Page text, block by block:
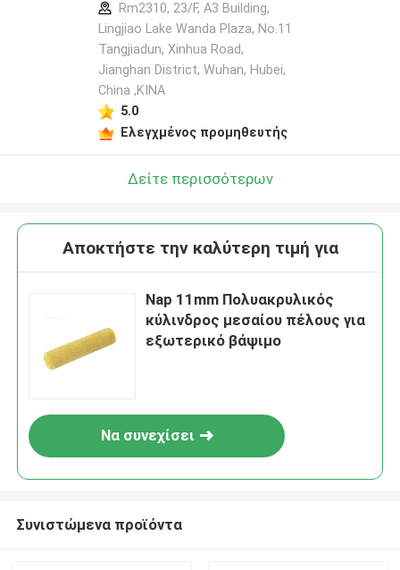
Rm2310, 23/F, A3 Building,
Lingjiao Lake Wanda Plaza, No.11
Tangjiadun, Xinhua Road,
Jianghan District, Wuhan, Hubei,
China ,ΚΙΝΑ
5.0
Ελεγχμένος προμηθευτής
Δείτε περισσότερων
Αποκτήστε την καλύτερη τιμή για
Nap 11mm Πολυακρυλικός
κύλινδρος μεσαίου πέλους για
εξωτερικό βάψιμο
Να συνεχίσει
Συνιστώμενα προϊόντα